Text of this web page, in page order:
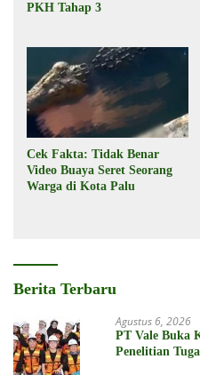
PKH Tahap 3
Cek Fakta: Tidak Benar
Video Buaya Seret Seorang
Warga di Kota Palu
Berita Terbaru
Agustus 6, 2026
PT Vale Buka
Penelitian